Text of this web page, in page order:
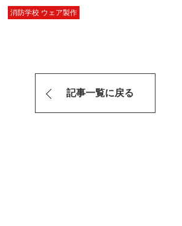
消防学校 ウェア製作
記事一覧に戻る